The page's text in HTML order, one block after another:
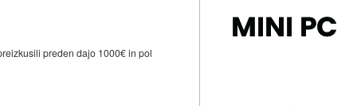
preden dajo 1000€ in pol